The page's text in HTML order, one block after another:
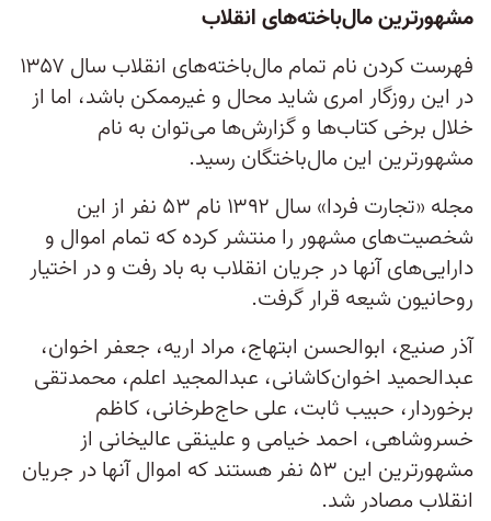
مشهورترین مال‌باخته‌های انقلاب
فهرست کردن نام تمام مال‌باخته‌های انقلاب سال ۱۳۵۷
در این روزگار امری شاید محال و غیرممکن باشد، اما از
خلال برخی کتاب‌ها و گزارش‌ها می‌توان به نام
مشهورترین این مال‌باختگان رسید.
مجله «تجارت فردا» سال ۱۳۹۲ نام ۵۳ نفر از این
شخصیت‌های مشهور را منتشر کرده که تمام اموال و
دارایی‌های آنها در جریان انقلاب به باد رفت و در اختیار
روحانیون شیعه قرار گرفت.
آذر صنیع، ابوالحسن ابتهاج، مراد اریه، جعفر اخوان،
عبدالحمید اخوان‌کاشانی، عبدالمجید اعلم، محمدتقی
برخوردار، حبیب ثابت، علی حاج‌طرخانی، کاظم
خسروشاهی، احمد خیامی و علینقی عالیخانی از
مشهورترین این ۵۳ نفر هستند که اموال آنها در جریان
انقلاب مصادر شد.